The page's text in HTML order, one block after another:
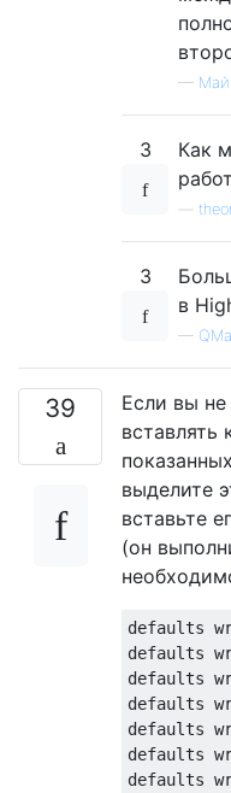
—
3
Как
3
в
—
39
Если вы не
выделите
вставьте
(он
defaults
defaults
defaults
defaults
defaults
defaults
defaults